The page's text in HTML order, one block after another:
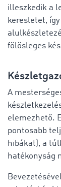
illeszkedik a
keresletet,
fölösleges
A
elemezhető.
pontosabb
hibákat), a
hatékonyság